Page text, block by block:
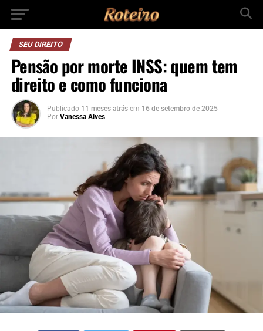
SEU DIREITO
Pensão por morte INSS: quem tem
direito e como funciona
Publicado 11 meses atrás em 16 de setembro de 2025
Por Vanessa Alves